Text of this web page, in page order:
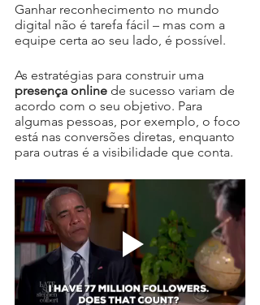
Ganhar reconhecimento no mundo
digital não é tarefa fácil – mas com a
equipe certa ao seu lado, é possível.
As estratégias para construir uma
presença online de sucesso variam de
acordo com o seu objetivo. Para
algumas pessoas, por exemplo, o foco
está nas conversões diretas, enquanto
para outras é a visibilidade que conta.